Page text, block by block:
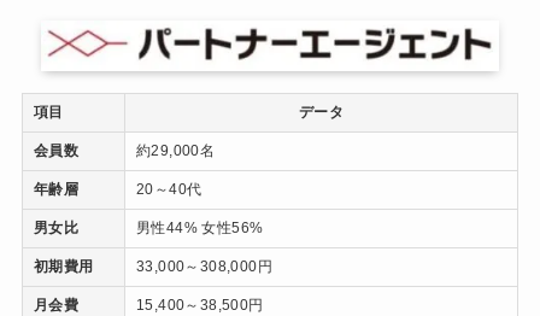
項目 データ
会員数 約29,000名
年齢層 20～40代
男女比 男性44% 女性56%
初期費用 33,000～308,000円
月会費 15,400～38,500円